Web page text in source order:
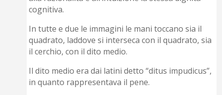
cognitiva.
In tutte e due le immagini le mani toccano sia il
quadrato, laddove si interseca con il quadrato, sia
il cerchio, con il dito medio.
Il dito medio era dai latini detto “ditus impudicus”,
in quanto rappresentava il pene.